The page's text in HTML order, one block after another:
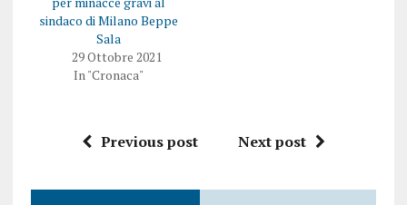
sindaco di Milano Beppe
Sala
29 Ottobre 2021
In "Cronaca"
Previous post Next post